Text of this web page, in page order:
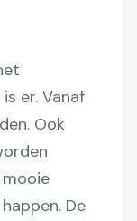
er. Vanaf
Ook
mooie
De